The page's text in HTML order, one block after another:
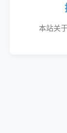
本站关